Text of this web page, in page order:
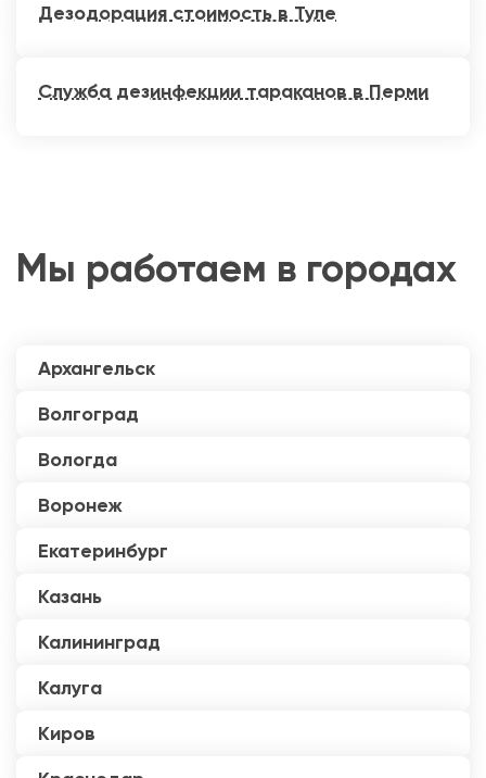
Дезодорация стоимость в Туле
Служба дезинфекции тараканов в Перми
Мы работаем в городах
Архангельск
Волгоград
Вологда
Воронеж
Екатеринбург
Казань
Калининград
Калуга
Киров